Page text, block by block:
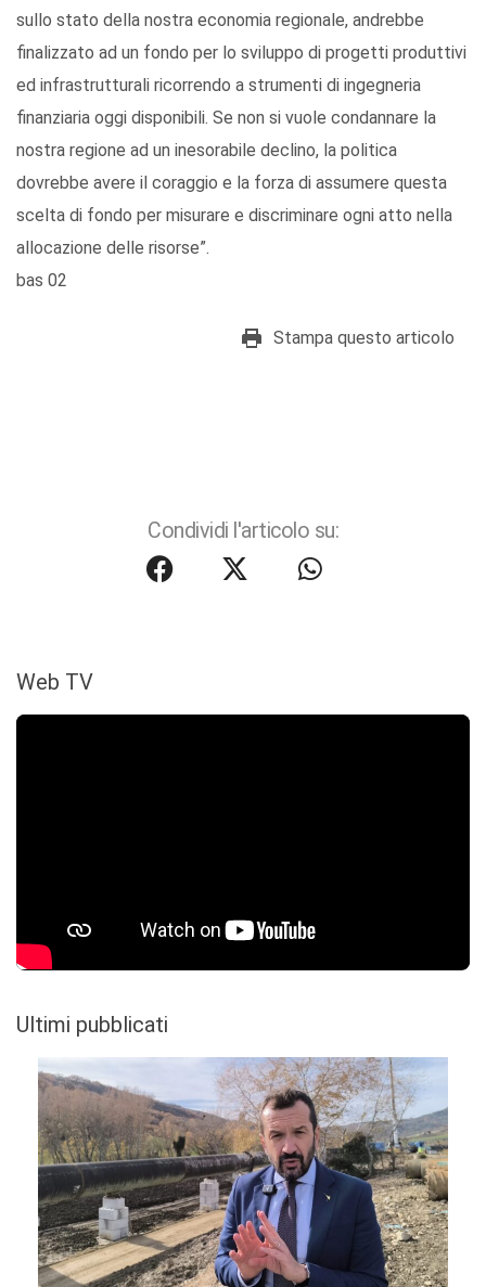
sullo stato della nostra economia regionale, andrebbe
finalizzato ad un fondo per lo sviluppo di progetti produttivi
ed infrastrutturali ricorrendo a strumenti di ingegneria
finanziaria oggi disponibili. Se non si vuole condannare la
nostra regione ad un inesorabile declino, la politica
dovrebbe avere il coraggio e la forza di assumere questa
scelta di fondo per misurare e discriminare ogni atto nella
allocazione delle risorse”.
bas 02
Stampa questo articolo
Condividi l'articolo su:
Web TV
Ultimi pubblicati